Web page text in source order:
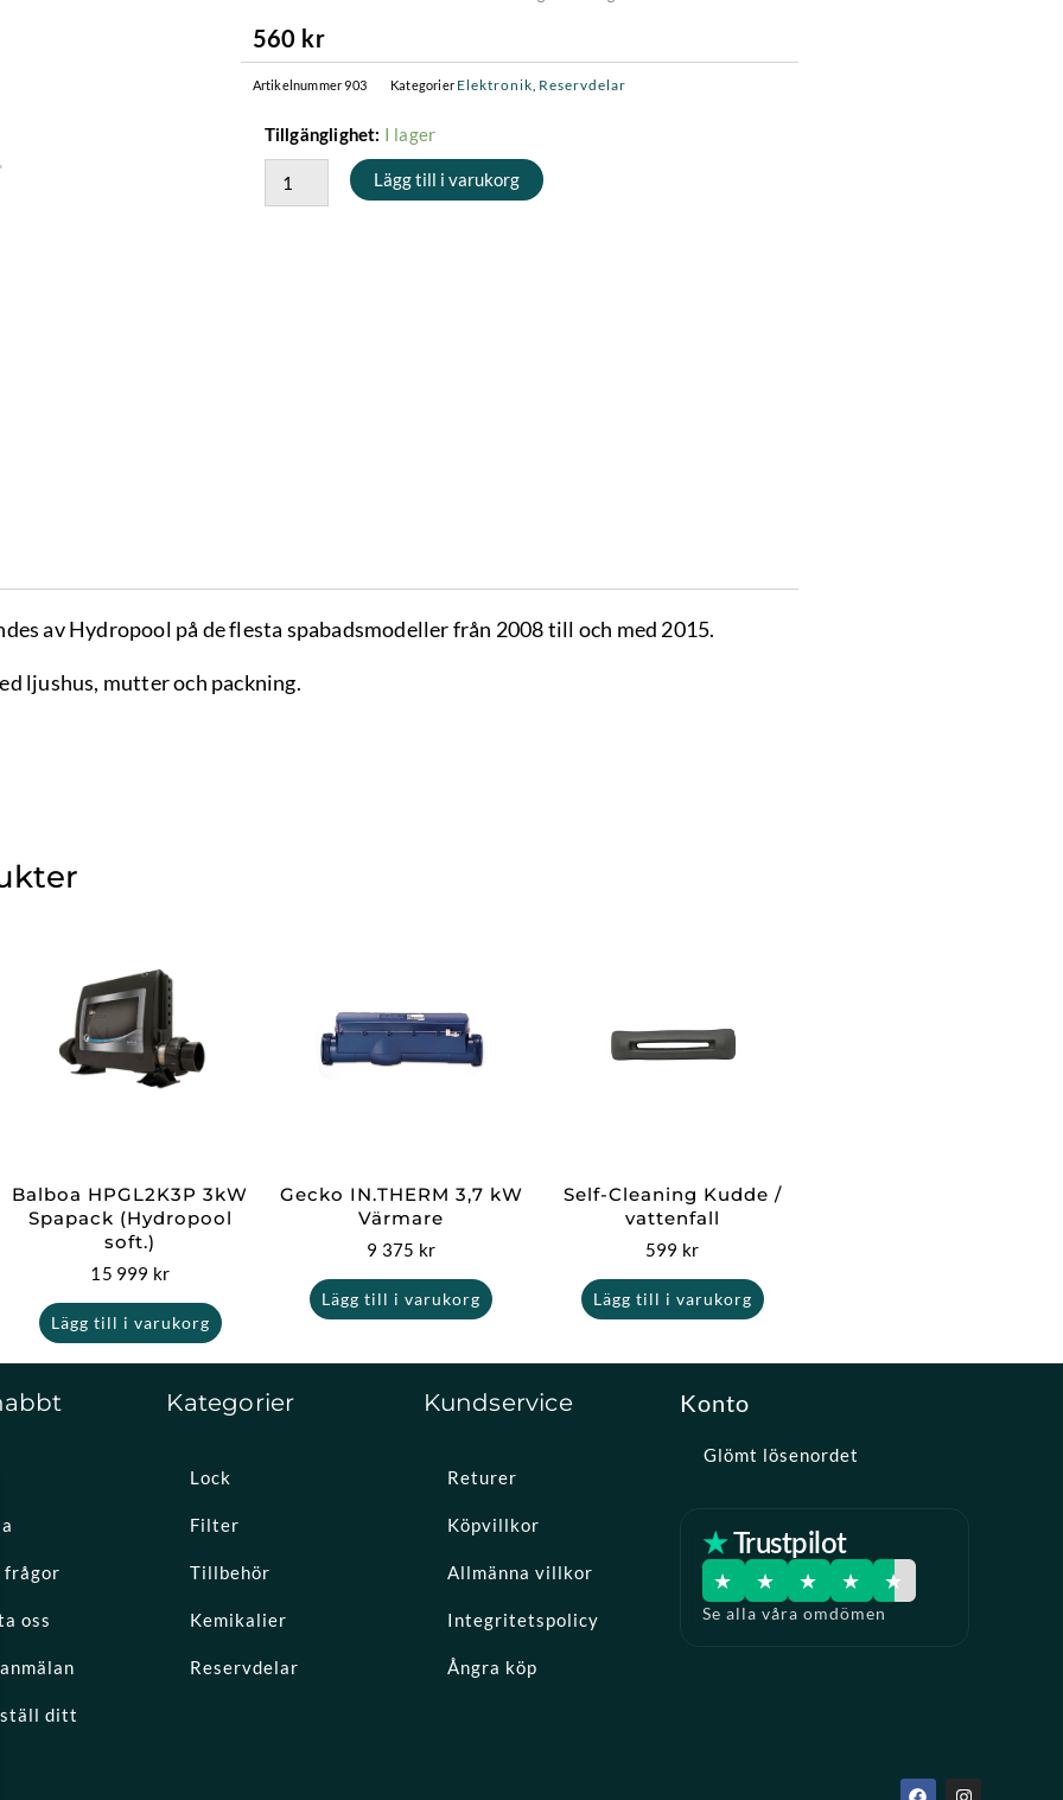
560 kr
Artikelnummer903 Kategorier Elektronik Reservdelar
Tillgänglighet: I lager
Light
Housing
mängd
Lägg till i varukorg
av Hydropool på de flesta spabadsmodeller från 2008 till och med 2015.
ljushus, mutter och packning.
Balboa HPGL2K3P 3kW
Spapack (Hydropool
soft.)
15 999 kr
Lägg till i varukorg
Gecko IN.THERM 3,7 kW
Värmare
9 375 kr
Lägg till i varukorg
Self-Cleaning Kudde /
vattenfall
599 kr
Lägg till i varukorg
frågor
oss
ditt
Kategorier
Lock
Filter
Tillbehör
Kemikalier
Reservdelar
Kundservice
Returer
Köpvillkor
Allmänna villkor
Integritetspolicy
Ångra köp
Konto
Glömt lösenordet
★ Trustpilot
★ ★ ★ ★ ★
Se alla våra omdömen
F
I